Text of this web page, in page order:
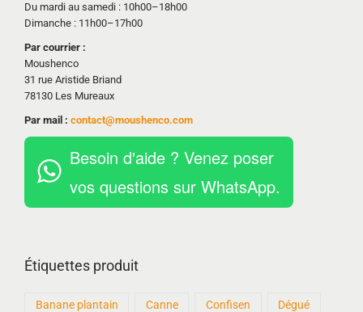
Du mardi au samedi : 10h00–18h00
Dimanche : 11h00–17h00
Par courrier :
Moushenco
31 rue Aristide Briand
78130 Les Mureaux
Par mail : contact@moushenco.com
Besoin d'aide ? Venez poser
vos questions sur WhatsApp.
Étiquettes produit
Banane plantain Canne Confisen Dégué